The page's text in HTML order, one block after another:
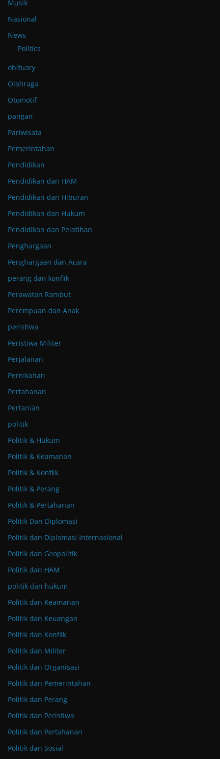
Musik
Nasional
News
Politics
obituary
Olahraga
Otomotif
pangan
Pariwisata
Pemerintahan
Pendidikan
Pendidikan dan HAM
Pendidikan dan Hiburan
Pendidikan dan Hukum
Pendidikan dan Pelatihan
Penghargaan
Penghargaan dan Acara
perang dan konflik
Perawatan Rambut
Perempuan dan Anak
peristiwa
Peristiwa Militer
Perjalanan
Pernikahan
Pertahanan
Pertanian
politik
Politik & Hukum
Politik & Keamanan
Politik & Konflik
Politik & Perang
Politik & Pertahanan
Politik Dan Diplomasi
Politik dan Diplomasi Internasional
Politik dan Geopolitik
Politik dan HAM
politik dan hukum
Politik dan Keamanan
Politik dan Keuangan
Politik dan Konflik
Politik dan Militer
Politik dan Organisasi
Politik dan Pemerintahan
Politik dan Perang
Politik dan Peristiwa
Politik dan Pertahanan
Politik dan Sosial